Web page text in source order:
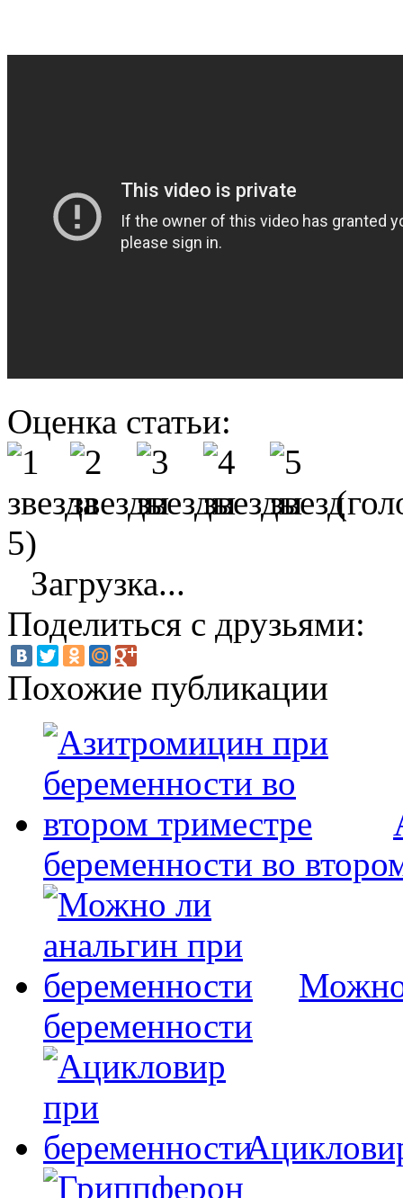
Оценка статьи:
5)
Загрузка...
Поделиться с друзьями:
Похожие публикации
беременности во
Можно
беременности